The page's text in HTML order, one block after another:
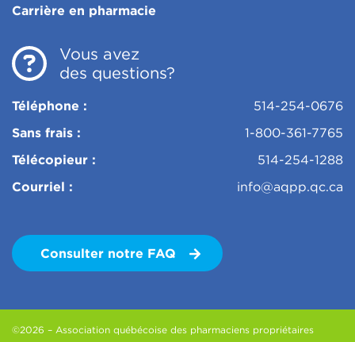
Vous avez
des questions?
Téléphone :
514-254-0676
Sans frais :
1-800-361-7765
Télécopieur :
514-254-1288
Courriel :
info@aqpp.qc.ca
Consulter notre FAQ
Carrière en pharmacie
©2026 – Association québécoise des pharmaciens propriétaires